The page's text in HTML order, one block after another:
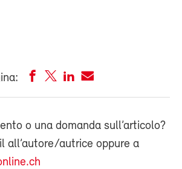
o una domanda sull’articolo?
all’autore/autrice oppure a